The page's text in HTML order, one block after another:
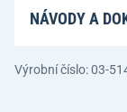
NÁVODY A
Výrobní číslo: 03-